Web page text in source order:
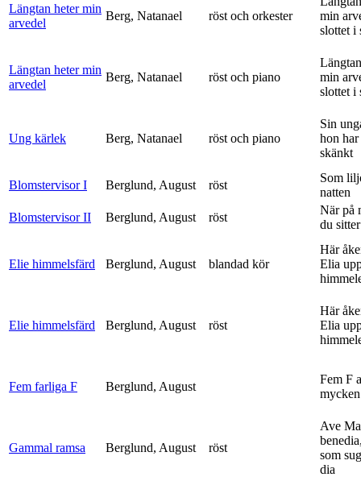
Längtan heter min
arvedel
Berg, Natanael röst och orkester
min
slottet i
Längtan heter min
arvedel
Berg, Natanael röst och piano
min
slottet i
Ung kärlek Berg, Natanael röst och piano
Sin
hon
skänkt
Blomstervisor I Berglund, August röst
Som
natten
Blomstervisor II
Berglund, August röst
När på
du sitter
Elie himmelsfärd Berglund, August blandad kör
Här
Elia
Elie himmelsfärd Berglund, August röst
Här
Elia
Fem farliga F Berglund, August
Fem F
Gammal ramsa Berglund, August röst
Ave
som
dia